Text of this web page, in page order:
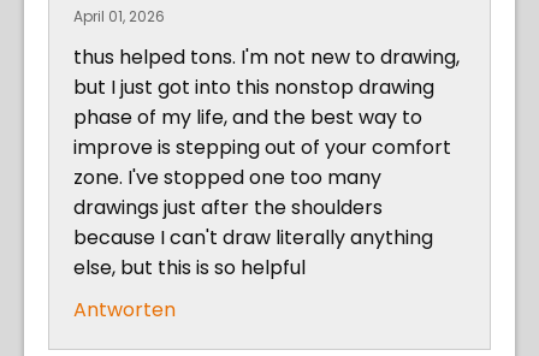
April 01, 2026
thus helped tons. I'm not new to drawing,
but I just got into this nonstop drawing
phase of my life, and the best way to
improve is stepping out of your comfort
zone. I've stopped one too many
drawings just after the shoulders
because I can't draw literally anything
else, but this is so helpful
Antworten